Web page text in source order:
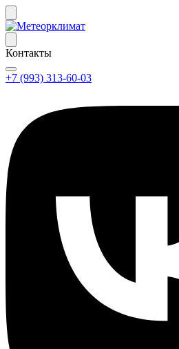
Контакты
+7 (993) 313-60-03